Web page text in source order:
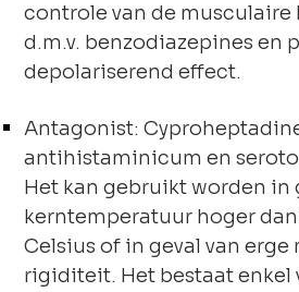
controle van de
d.m.v. benzodiazepines en
depolariserend effect.
Antagonist:
antihistaminicum en
Het kan gebruikt worden in
kerntemperatuur hoger
Celsius of in geval van erge
rigiditeit. Het bestaat enkel